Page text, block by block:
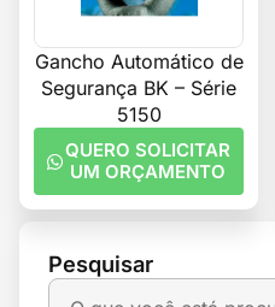
Pesquisar
Gancho Automático de
Segurança BK – Série
5150
QUERO SOLICITAR
UM ORÇAMENTO